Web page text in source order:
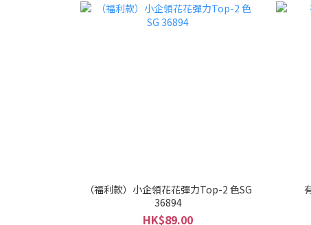
（福利款）小企領花花彈力Top-2 色SG
36894
HK$89.00